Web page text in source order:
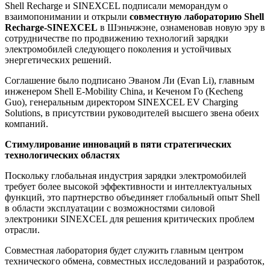
Shell Recharge и SINEXCEL подписали меморандум о
взаимопонимании и открыли совместную лабораторию Shell
Recharge-SINEXCEL в Шэньчжэне, ознаменовав новую эру в
сотрудничестве по продвижению технологий зарядки
электромобилей следующего поколения и устойчивых
энергетических решений.
Соглашение было подписано Эваном Ли (Evan Li), главным
инженером Shell E-Mobility China, и Кеченом Го (Kecheng
Guo), генеральным директором SINEXCEL EV Charging
Solutions, в присутствии руководителей высшего звена обеих
компаний.
Стимулирование инноваций в пяти стратегических
технологических областях
Поскольку глобальная индустрия зарядки электромобилей
требует более высокой эффективности и интеллектуальных
функций, это партнерство объединяет глобальный опыт Shell
в области эксплуатации с возможностями силовой
электроники SINEXCEL для решения критических проблем
отрасли.
Совместная лаборатория будет служить главным центром
технического обмена, совместных исследований и разработок,